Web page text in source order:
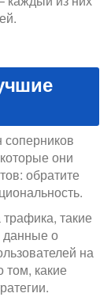
они
обратите
такие
данные о
на
том, какие